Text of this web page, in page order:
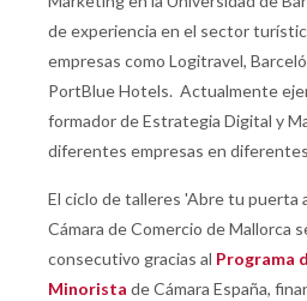
de experiencia en el sector
empresas como Logitravel,
PortBlue Hotels. Actualmente
formador de Estrategia Digital y
diferentes empresas en
El ciclo de talleres 'Abre tu puerta
Cámara de Comercio de Mallorca
consecutivo gracias al Programa
Minorista de Cámara España,